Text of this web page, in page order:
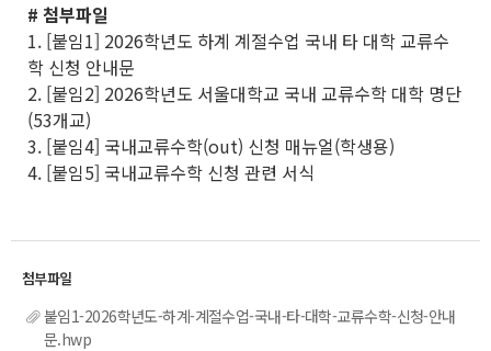
# 첨부파일
1. [붙임1] 2026학년도 하계 계절수업 국내 타 대학 교류수
학 신청 안내문
2. [붙임2] 2026학년도 서울대학교 국내 교류수학 대학 명단
(53개교)
3. [붙임4] 국내교류수학(out) 신청 매뉴얼(학생용)
4. [붙임5] 국내교류수학 신청 관련 서식
붙임1-2026학년도-하계-계절수업-국내-타-대학-교류수학-신청-안내
문.hwp